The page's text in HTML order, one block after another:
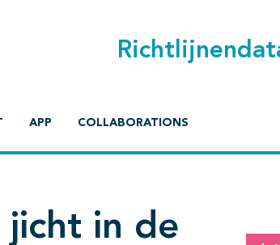
APP COLLABORATIONS
jicht in de